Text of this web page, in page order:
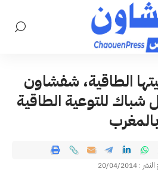
الطاقية، شفشاون
شباك للتوعية الطاقية
بالمغرب
: 20/04/2014